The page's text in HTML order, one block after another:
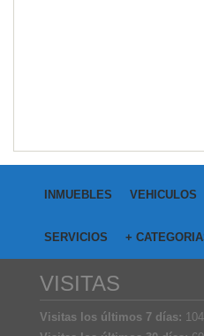
INMUEBLES VEHICULOS
SERVICIOS +
VISITAS
Visitas los últimos 7 días: